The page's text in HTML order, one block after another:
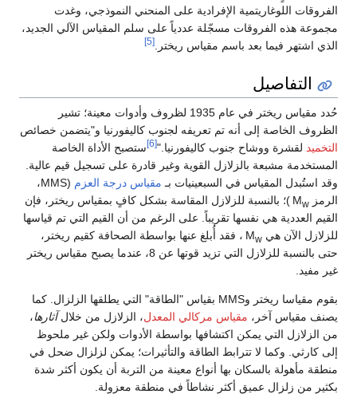
الفروقات اللوغاريتمية الإفرادية على المنحني النموذجي، وغدت
مجموعة هذه الفروقات مسجّلة عددياً على سلم المقياس الآلي الجديد،
الذي اشتهر فيما بعد باسم مقياس ريختر.
التفاصيل
حُدد مقياس ريختر في عام 1935 لظروف وأدوات معينة؛ تشير
الظروف الخاصة إلى أنه تم تعريفه لجنوب كاليفورنيا و"يتضمن خصائص
التخميدلقشرة ووشاح جنوب كاليفورنيا."[6]
ستصبح الأداة الخاصة
المستخدمة مشبعة بالزلازل القوية وغير قادرة على تسجيل قيم عالية.
وقد استُبدل المقياس في السبعينيات بـ مقياس درجة العزم
(MMS،
الرمز M w
)؛ بالنسبة للزلازل المقاسة بشكل كافٍ بمقياس ريختر، فإن
القيم العددية هي نفسها تقريباً. على الرغم من أن القيم التي تم قياسها
للزلازل الآن هي M w
، فقد أُبلغ عنها بواسطة الصحافة كقيم ريختر،
حتى بالنسبة للزلازل التي تزيد قوتها عن 8، عندما يصبح مقياس ريختر
غير مفيد.
بقوم مقياسا ريختر وMMS بقياس "الطاقة" التي يطلقها الزلزال. كما
يصنف مقياس آخر، مقياس مركالي المعدل ، الزلازل من خلال آثارها،
من الزلازل التي يمكن اكتشافها بواسطة الأدوات ولكن غير ملحوظ
إلى كارثي. وكما لا تترابط الطاقة والتأثيرات؛ يمكن لزلزال ضحل في
منطقة مأهولة بالسكان بها أنواع معينة من التربة أن يكون أكثر شدة
بكثير من زلزال عميق أكثر نشاطاً في منطقة معزولة.